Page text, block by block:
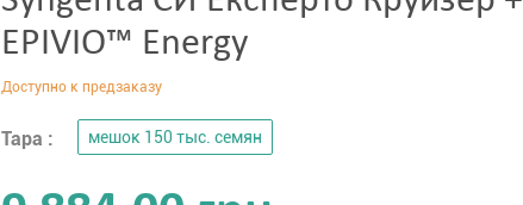
EPIVIO™ Energy
Тара : мешок 150 тыс. семян